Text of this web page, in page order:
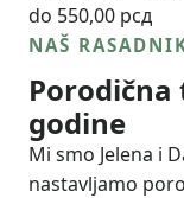
do 550,00 рсд
NAŠ
Porodična
godine
Mi smo Jelena i
nastavljamo